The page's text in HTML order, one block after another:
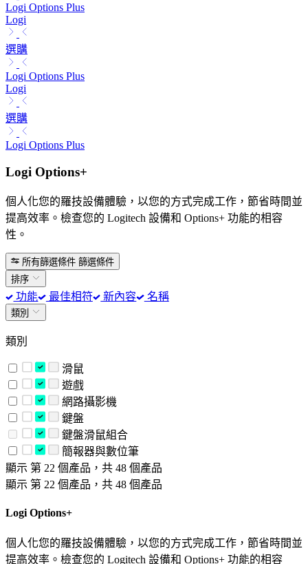
Logi Options Plus
Logi
選購
Logi Options Plus
Logi
選購
Logi Options Plus
Logi Options+
個人化您的羅技設備體驗，以您的方式完成工作，節省時間並
提高效率。檢查您的 Logitech 設備和 Options+ 功能的相容
性。
所有篩選條件 篩選條件
排序
功能 最佳相符 新內容 名稱
類別
類別
滑鼠
遊戲
網路攝影機
鍵盤
鍵盤滑鼠組合
簡報器與數位筆
顯示 第 22 個產品，共 48 個產品
顯示 第 22 個產品，共 48 個產品
Logi Options+
個人化您的羅技設備體驗，以您的方式完成工作，節省時間並
提高效率。檢查您的 Logitech 設備和 Options+ 功能的相容